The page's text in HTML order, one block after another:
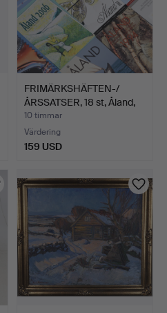
FRIMÄRKSHÄFTEN-/
ÅRSSATSER, 18 st, Åland,
1…
10 timmar
Värdering
159 USD